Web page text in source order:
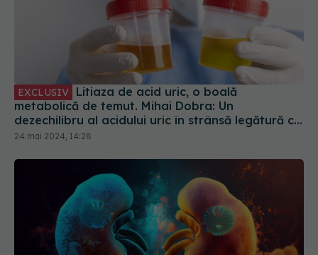
Litiaza de acid uric, o boală
metabolică de temut. Mihai Dobra: Un
dezechilibru al acidului uric în strânsă legătură cu
guta
24 mai 2024, 14:28